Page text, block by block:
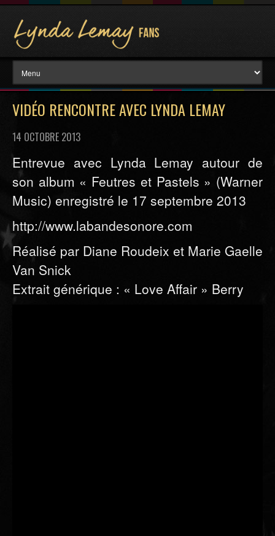
VIDÉO RENCONTRE AVEC LYNDA LEMAY
14 OCTOBRE 2013
Entrevue avec Lynda Lemay autour de
son album « Feutres et Pastels » (Warner
Music) enregistré le 17 septembre 2013
http://www.labandesonore.com
Réalisé par Diane Roudeix et Marie Gaelle
Van Snick
Extrait générique : « Love Affair » Berry